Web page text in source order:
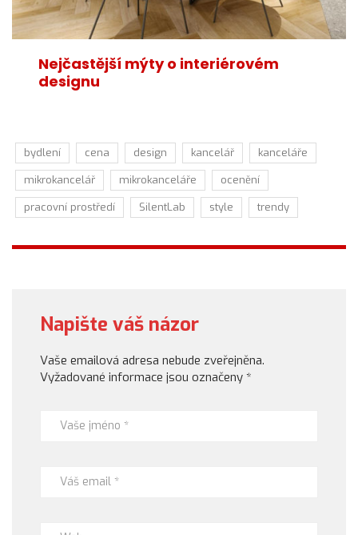
Nejčastější mýty o interiérovém
designu
bydlení cena design kancelář
kanceláře
mikrokancelář
mikrokanceláře
ocenění
pracovní prostředí
SilentLab style trendy
Napište váš názor
Vaše emailová adresa nebude zveřejněna.
Vyžadované informace jsou označeny *